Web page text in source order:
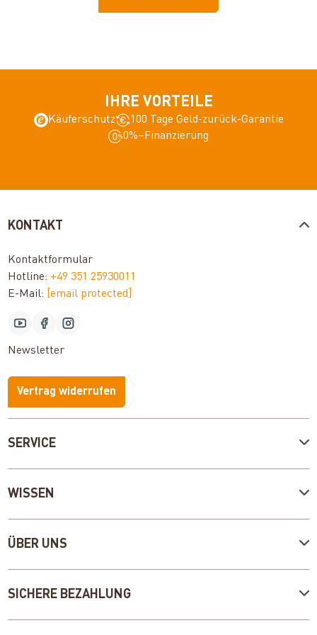
IHRE VORTEILE
Käuferschutz
100 Tage Geld-zurück-Garantie
0%–Finanzierung
SERVICE
WISSEN
ÜBER UNS
KONTAKT
Kontaktformular
Hotline: +49 351 25930011
E-Mail:
[email protected]
Newsletter
Vertrag widerrufen
SICHERE BEZAHLUNG